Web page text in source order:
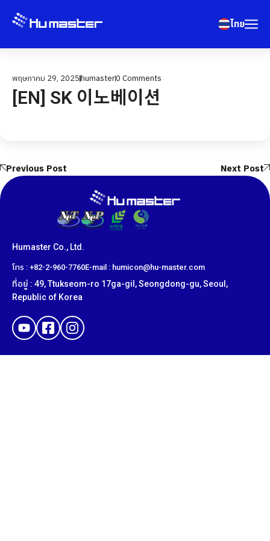
ไทย
พฤษภาคม 29, 2025humaster0Comments
[EN] SK 이노베이션
Previous Post Next Post
Humaster Co., Ltd.
โทร : +82-2-960-7760E-mail : humicon@hu-master.com
ที่อยู่ : 49, Ttukseom-ro 17ga-gil, Seongdong-gu, Seoul,
Republic of Korea